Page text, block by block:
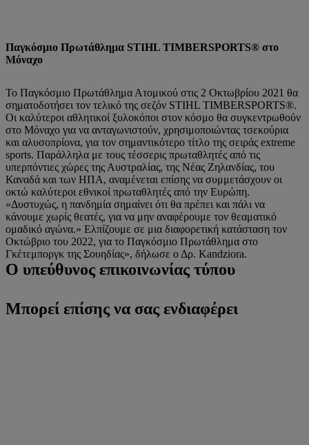
Παγκόσμιο Πρωτάθλημα STIHL TIMBERSPORTS® στο
Μόναχο
Το Παγκόσμιο Πρωτάθλημα Ατομικού στις 2 Οκτωβρίου 2021 θα
σηματοδοτήσει τον τελικό της σεζόν STIHL TIMBERSPORTS®.
Οι καλύτεροι αθλητικοί ξυλοκόποι στον κόσμο θα συγκεντρωθούν
στο Μόναχο για να ανταγωνιστούν, χρησιμοποιώντας τσεκούρια
και αλυσοπρίονα, για τον σημαντικότερο τίτλο της σειράς extreme
sports. Παράλληλα με τους τέσσερις πρωταθλητές από τις
υπερπόντιες χώρες της Αυστραλίας, της Νέας Ζηλανδίας, του
Καναδά και των ΗΠΑ, αναμένεται επίσης να συμμετάσχουν οι
οκτώ καλύτεροι εθνικοί πρωταθλητές από την Ευρώπη.
«Δυστυχώς, η πανδημία σημαίνει ότι θα πρέπει και πάλι να
κάνουμε χωρίς θεατές, για να μην αναφέρουμε τον θεαματικό
ομαδικό αγώνα.» Ελπίζουμε σε μια διαφορετική κατάσταση τον
Οκτώβριο του 2022, για το Παγκόσμιο Πρωτάθλημα στο
Γκέτεμποργκ της Σουηδίας», δήλωσε ο Δρ. Kandziora.
Ο υπεύθυνος επικοινωνίας τύπου
Μπορεί επίσης να σας ενδιαφέρει